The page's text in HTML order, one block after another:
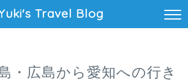
Travel Blog
・広島から愛知への行き